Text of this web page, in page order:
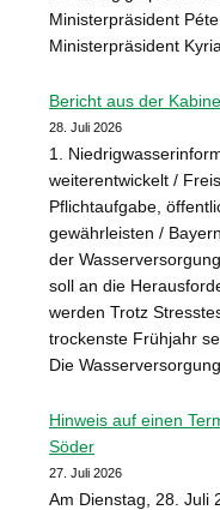
Ministerpräsident
Ministerpräsident
Bericht aus der
28. Juli 2026
1.
weiterentwickelt /
Pflichtaufgabe,
gewährleisten /
der
soll an die
werden Trotz
trockenste Frühjahr
Die
Hinweis auf einen
Söder
27. Juli 2026
Am Dienstag, 28. Juli